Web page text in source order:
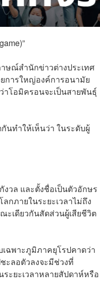
ษณ์สำนักข่าวต่างประเทศ
การใหญ่องค์การอนามัย
าโอมิครอนจะเป็นสายพันธุ์
นทำให้เห็นว่า ในระดับผู้
วล และตั้งชื่อเป็นตัวอักษร
กภายในระยะเวลาไม่ถึง
ะเดียวกันสัดส่วนผู้เสียชีวิต
ฉพาะภูมิภาคยุโรปคาดว่า
ะลอตัวลงจะมีช่วงที่
ะยะเวลาหลายสัปดาห์หรือ